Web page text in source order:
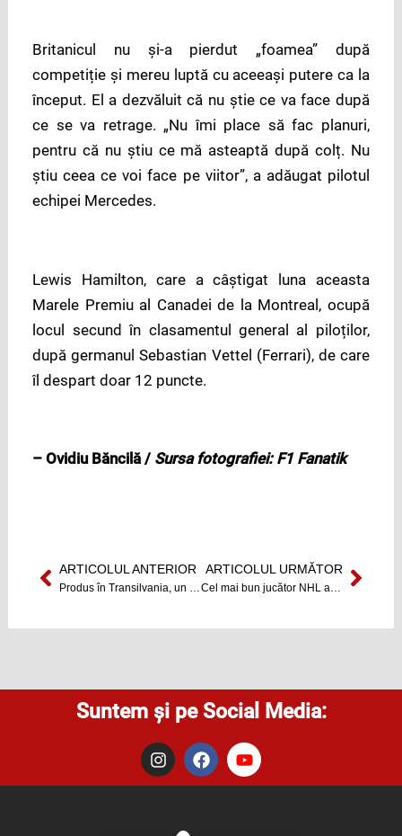
Britanicul nu și-a pierdut „foamea” după
competiție și mereu luptă cu aceeași putere ca la
început. El a dezvăluit că nu știe ce va face după
ce se va retrage. „Nu îmi place să fac planuri,
pentru că nu știu ce mă asteaptă după colț. Nu
știu ceea ce voi face pe viitor”, a adăugat pilotul
echipei Mercedes.
Lewis Hamilton, care a câștigat luna aceasta
Marele Premiu al Canadei de la Montreal, ocupă
locul secund în clasamentul general al piloților,
după germanul Sebastian Vettel (Ferrari), de care
îl despart doar 12 puncte.
– Ovidiu Băncilă / Sursa fotografiei: F1 Fanatik
Prev
ARTICOLUL ANTERIOR
Produs în Transilvania, un târg de bunătățuri ce va sosi în Cluj
ARTICOLUL URMĂTOR
Cel mai bun jucător NHL a fost alesNext
Suntem și pe Social Media:
I
n
s
F
a
c
Y
o
u